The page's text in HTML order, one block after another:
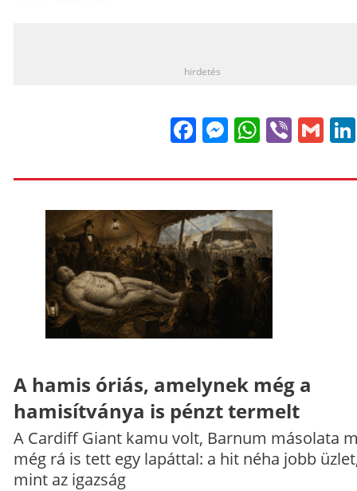
hirdetés
FacebookViber
A hamis óriás, amelynek még a
hamisítványa is pénzt termelt
A Cardiff Giant kamu volt, Barnum másolata
még rá is tett egy lapáttal: a hit néha jobb
mint az igazság